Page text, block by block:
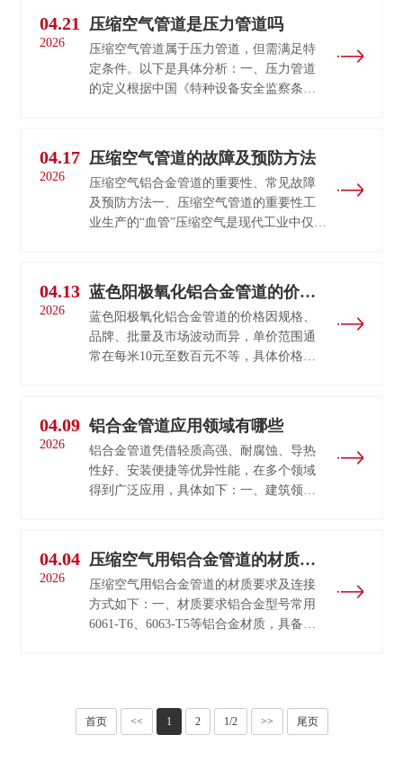
···
04.21
2026
压缩空气管道是压力管道吗
压缩空气管道属于压力管道，但需满足特
定条件。以下是具体分析：一、压力管道
的定义根据中国《特种设备安全监察条
于···
04.17
2026
压缩空气管道的故障及预防方法
压缩空气铝合金管道的重要性、常见故障
及预防方法一、压缩空气管道的重要性工
业生产的“血管”压缩空气是现代工业中仅次
04.13
2026
蓝色阳极氧化铝合金管道的价格
是多少
蓝色阳极氧化铝合金管道的价格因规格、
品牌、批量及市场波动而异，单价范围通
常在每米10元至数百元不等，具体价格需
···
04.09
2026
铝合金管道应用领域有哪些
铝合金管道凭借轻质高强、耐腐蚀、导热
性好、安装便捷等优异性能，在多个领域
得到广泛应用，具体如下：一、建筑领域
···
04.04
2026
压缩空气用铝合金管道的材质要
求及连接方式
压缩空气用铝合金管道的材质要求及连接
方式如下：一、材质要求铝合金型号常用
6061-T6、6063-T5等铝合金材质，具备以
首页 << 1 2 1/2 >> 尾页